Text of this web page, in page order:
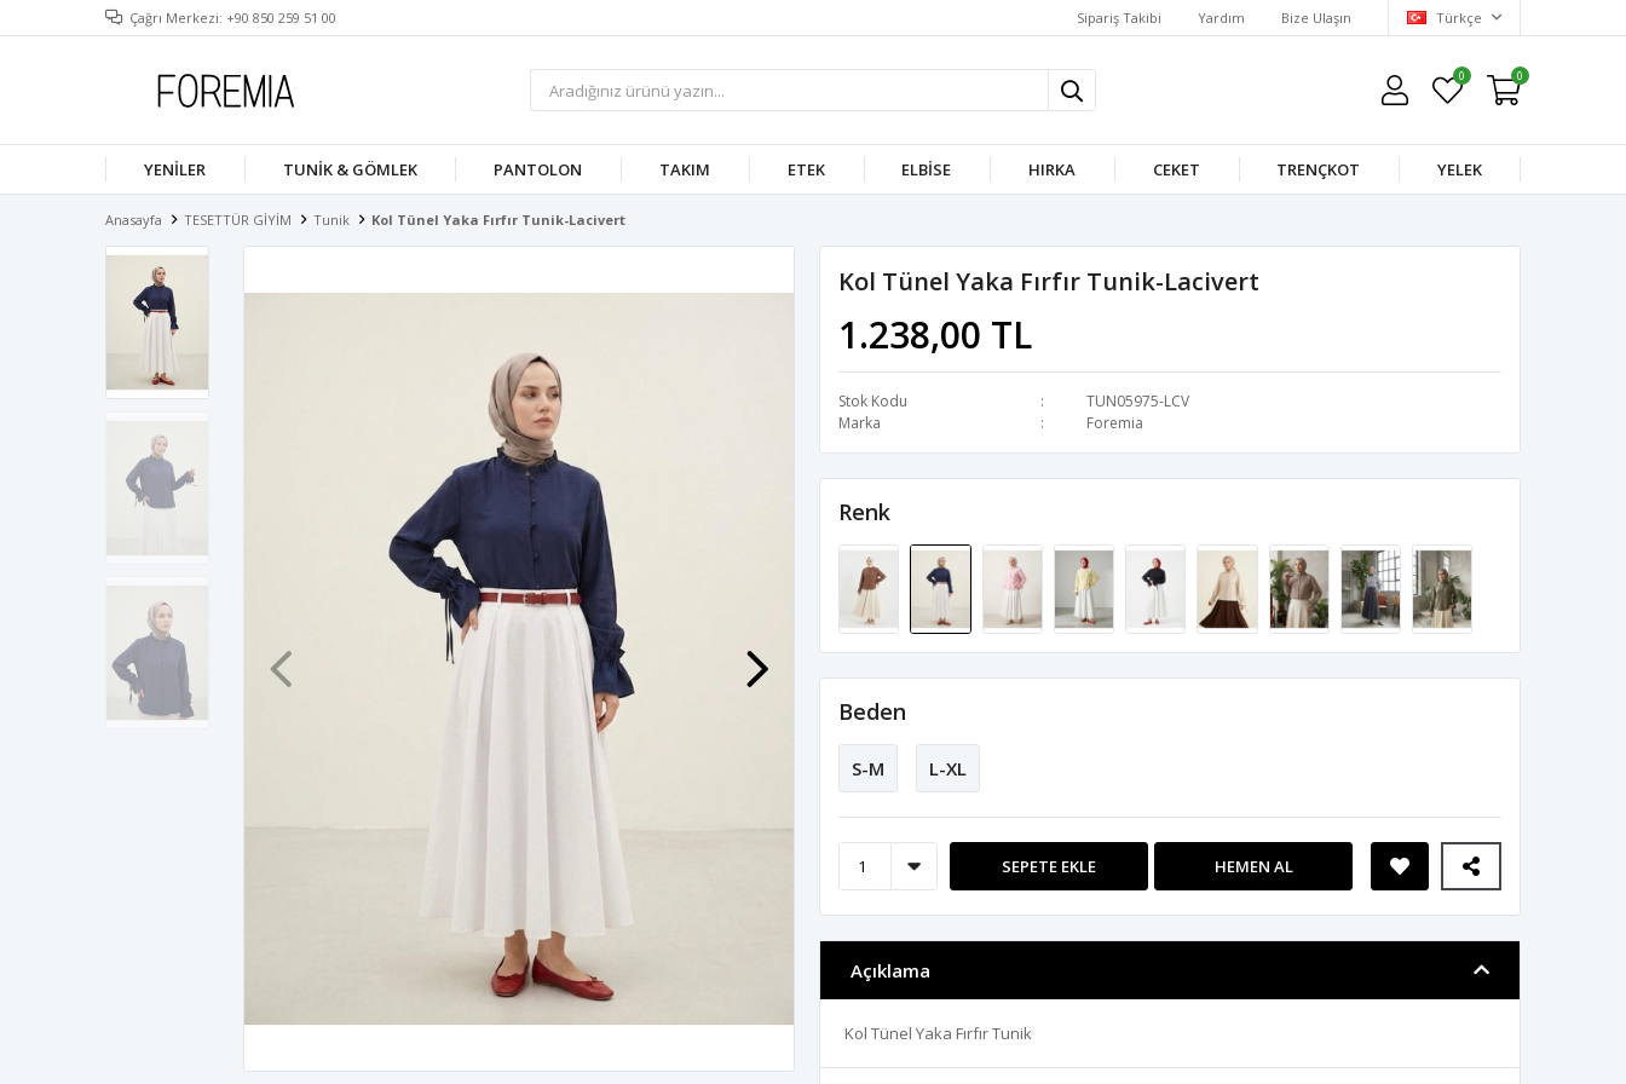
Çağrı Merkezi: +90 850 259 51 00 Sipariş Takibi Yardım Bize Ulaşın Türkçe
0 0
YENILER TUNIK & GÖMLEK PANTOLON TAKIM ETEK ELBISE HIRKA CEKET TRENÇKOT YELEK
Anasayfa TESETTÜR GİYİM Tunik Kol Tünel Yaka Fırfır Tunik-Lacivert
Kol Tünel Yaka Fırfır Tunik-Lacivert
1.238,00 TL
Stok Kodu
TUN05975-LCV
Marka
Foremia
Renk
Beden
S-M L-XL
SEPETE EKLE HEMEN AL
Açıklama
Kol Tünel Yaka Fırfır Tunik